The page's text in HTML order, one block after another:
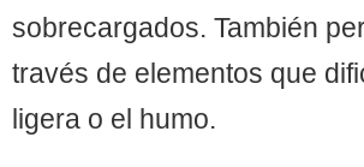
sobrecargados. También
través de elementos que
ligera o el humo.